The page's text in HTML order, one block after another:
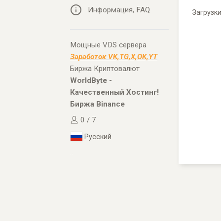
Информация, FAQ
Мощные VDS сервера
Заработок VK,TG,X,OK,YT
Биржа Криптовалют
WorldByte -
Качественный Хостинг!
Биржа Binance
0 / 7
Русский
Загрузки